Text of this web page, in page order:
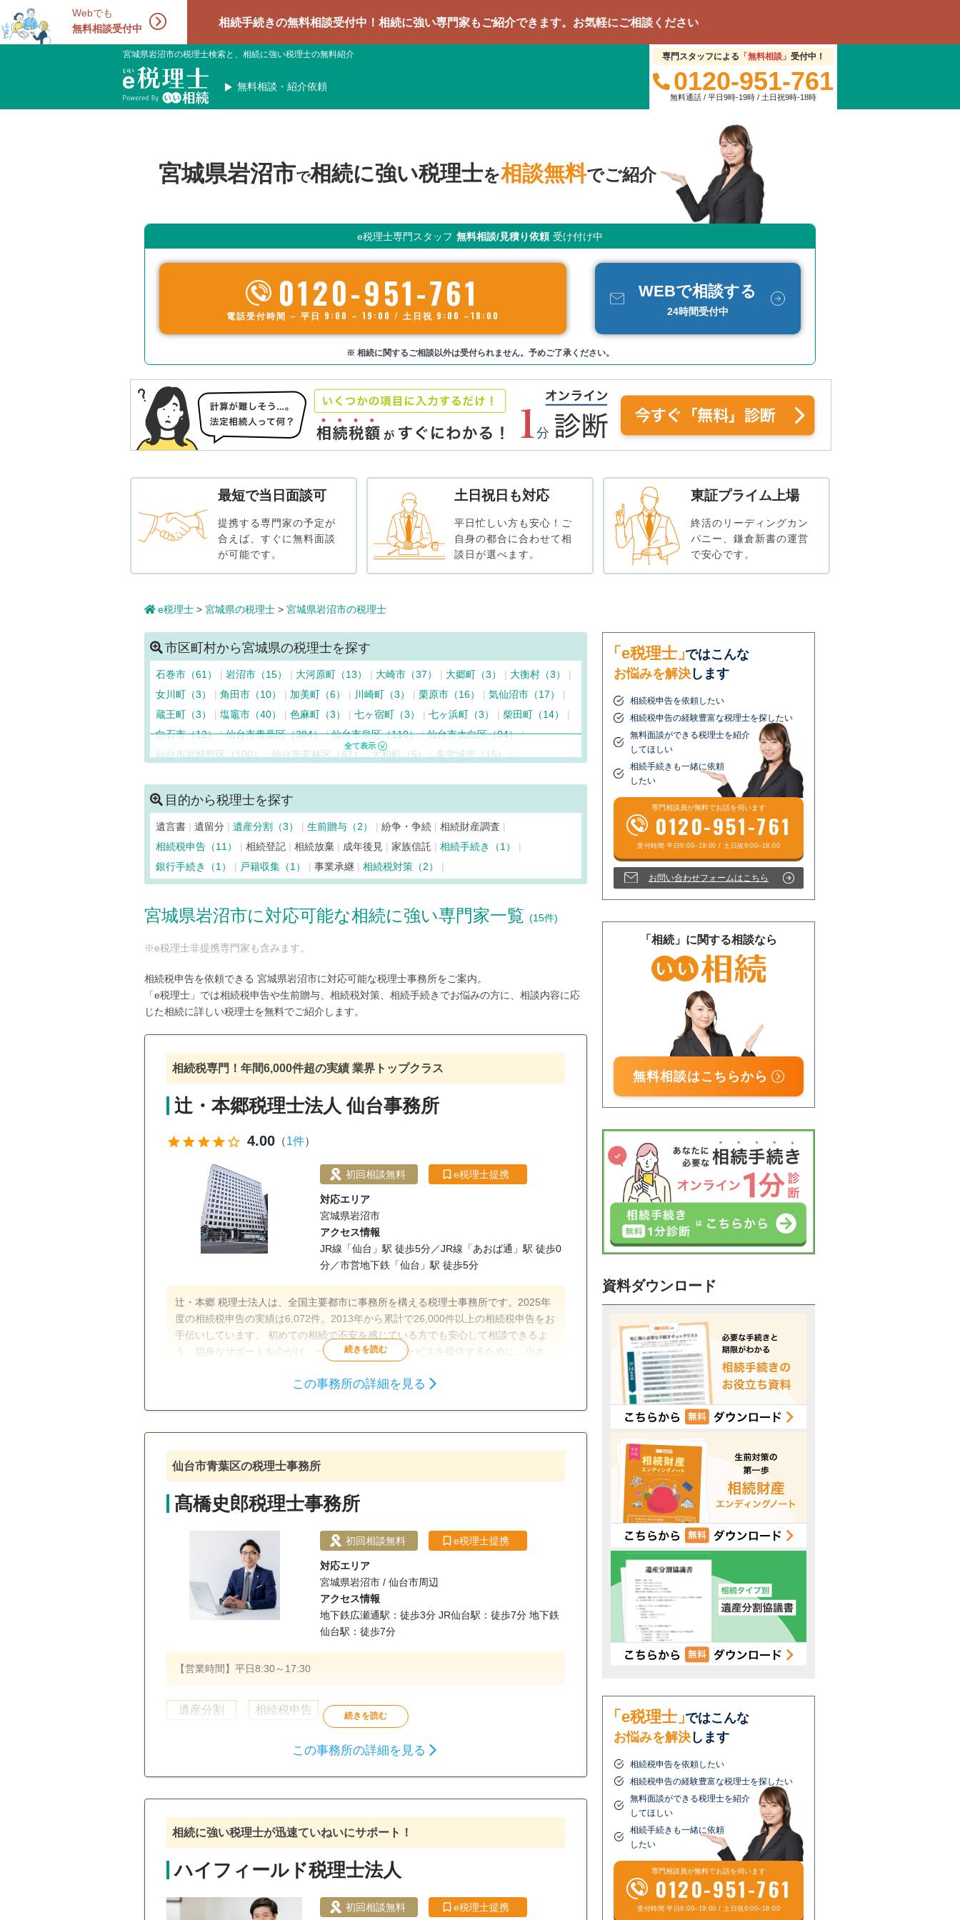
Webでも
無料相談受付中
相続手続きの無料相談受付中！相続に強い専門家もご紹介できます。お気軽にご相談ください
宮城県岩沼市の税理士検索と、相続に強い税理士の無料紹介
無料相談・紹介依頼
専門スタッフによる 「無料相談」 受付中！
0120-951-761
無料通話 / 平日9時-19時 / 土日祝9時-18時
宮城県岩沼市で相続に強い税理士を相談無料でご紹介
e税理士専門スタッフ 無料相談/見積り依頼 受け付け中
0120-951-761
電話受付時間 – 平日 9:00 – 19:00 / 土日祝 9:00 –18:00
WEBで相談する
24時間受付中
※ 相続に関するご相談以外は受付られません。予めご了承ください。
最短で当日面談可
提携する専門家の予定が
合えば、すぐに無料面談
が可能です。
土日祝日も対応
平日忙しい方も安心！ご
自身の都合に合わせて相
談日が選べます。
東証プライム上場
終活のリーディングカン
パニー、鎌倉新書の運営
で安心です。
e税理士 > 宮城県の税理士 > 宮城県岩沼市の税理士
市区町村から宮城県の税理士を探す
石巻市（61） 岩沼市（15） 大河原町（13） 大崎市（37） 大郷町（3）
大衡村（3）
女川町（3）
角田市（10） 加美町（6） 川崎町（3） 栗原市（16）
気仙沼市（17）
蔵王町（3）
塩竈市（40） 色麻町（3） 七ヶ宿町（3） 七ヶ浜町（3）
柴田町（14）
白石市（12） 仙台市青葉区（384） 仙台市泉区（110） 仙台市太白区（94）
仙台市宮城野区（100）
仙台市若林区（67） 大和町（5）
多賀城市（15）
美里町（6）
南三陸町（3）
亘理町（10）
目的から税理士を探す
遺言書 遺留分 遺産分割（3） 生前贈与（2） 紛争・争続
相続財産調査
相続税申告（11）
相続登記 相続放棄 成年後見 家族信託
相続手続き（1）
銀行手続き（1）
戸籍収集（1） 事業承継 相続税対策（2）
宮城県岩沼市に対応可能な相続に強い専門家一覧 (15件)
※e税理士非提携専門家も含みます。
相続税申告を依頼できる 宮城県岩沼市に対応可能な税理士事務所をご案内。
「e税理士」では相続税申告や生前贈与、相続税対策、相続手続きでお悩みの方に、相談内容に応
じた相続に詳しい税理士を無料でご紹介します。
相続税専門！年間6,000件超の実績 業界トップクラス
辻・本郷税理士法人 仙台事務所
starstarstarstarstar_outline 4.00 （1件）
初回相談無料 e税理士提携
対応エリア
宮城県岩沼市
アクセス情報
JR線「仙台」駅 徒歩5分／JR線「あおば通」駅 徒歩0
分／市営地下鉄「仙台」駅 徒歩5分
辻・本郷 税理士法人は、全国主要都市に事務所を構える税理士事務所です。2025年
度の相続税申告の実績は6,072件。2013年から累計で26,000件以上の相続税申告をお
手伝いしています。 初めての相続で不安を感じている方でも安心して相談できるよ
う、親身なサポートを心がけ、一人ひとり適切なサービスを提供するために、小さな
生前贈与 相続税申告 相続税対策
この事務所の詳細を見る
仙台市青葉区の税理士事務所
髙橋史郎税理士事務所
初回相談無料 e税理士提携
対応エリア
宮城県岩沼市 / 仙台市周辺
アクセス情報
地下鉄広瀬通駅：徒歩3分 JR仙台駅：徒歩7分 地下鉄
仙台駅：徒歩7分
【営業時間】平日8:30～17:30
遺産分割 相続税申告
この事務所の詳細を見る
相続に強い税理士が迅速ていねいにサポート！
ハイフィールド税理士法人
初回相談無料 e税理士提携
「e税理士」ではこんな
お悩みを解決 します
相続税申告を依頼したい
相続税申告の経験豊富な税理士を探したい
無料面談ができる税理士を紹介
してほしい
相続手続きも一緒に依頼
したい
専門相談員が無料でお話を伺います
0120-951-761
受付時間 平日9:00–19:00 / 土日祝9:00–18:00
お問い合わせフォームはこちら
「相続」に関する相談なら
無料相談はこちらから
資料ダウンロード
「e税理士」ではこんな
お悩みを解決 します
相続税申告を依頼したい
相続税申告の経験豊富な税理士を探したい
無料面談ができる税理士を紹介
してほしい
相続手続きも一緒に依頼
したい
専門相談員が無料でお話を伺います
0120-951-761